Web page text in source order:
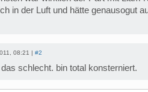
in der Luft und hätte genausogut
08:21 | #2
schlecht. bin total konsterniert.